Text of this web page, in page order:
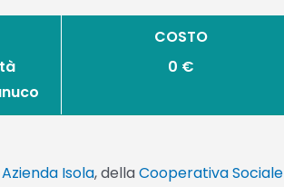
COSTO
0 €
Azienda Isola, dellaCooperativa Sociale